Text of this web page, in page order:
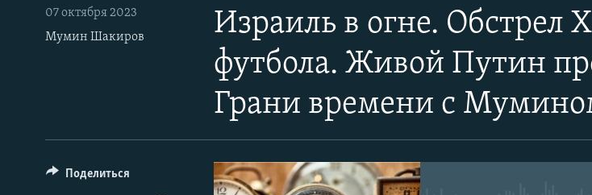
основному
содержанию
Вернутся
ЦИТАТЫ СВОБОДЫ
МНЕНИЯ
СИБИРЬ.РЕАЛИИ
Apple Podcasts
CastBox
Израиль в огне. Обстрел
футбола. Живой Путин
Грани времени с
07 октября 2023
Мумин Шакиров
Поделиться